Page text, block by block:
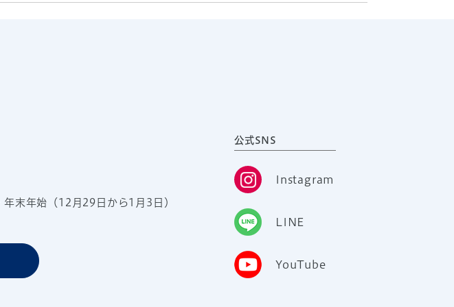
末年始（12月29日から1月3日）
公式SNS
Instagram
LINE
YouTube